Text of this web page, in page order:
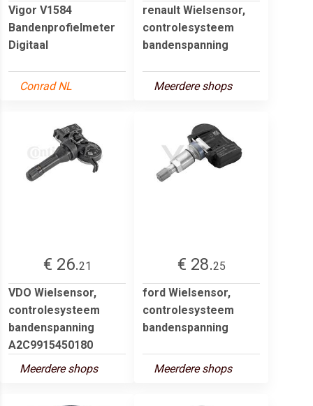
Vigor V1584
Bandenprofielmeter
Digitaal
Conrad NL
renault Wielsensor,
controlesysteem
bandenspanning
Meerdere shops
€ 26.21
VDO Wielsensor,
controlesysteem
bandenspanning
A2C9915450180
Meerdere shops
€ 28.25
ford Wielsensor,
controlesysteem
bandenspanning
Meerdere shops